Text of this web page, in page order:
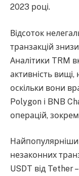
2023 році.
Відсоток
транзакцій
Аналітики TRM
активність вищі,
оскільки вони
Polygon і BNB
операцій,
незаконних
USDT від Tether